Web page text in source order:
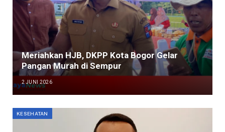
Meriahkan HJB, DKPP Kota Bogor Gelar
Pangan Murah di Sempur
2 JUNI 2026
KESEHATAN